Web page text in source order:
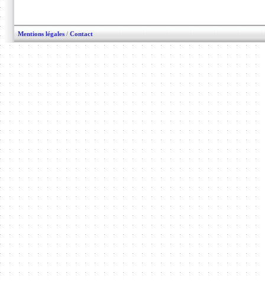
Mentions légales / Contact